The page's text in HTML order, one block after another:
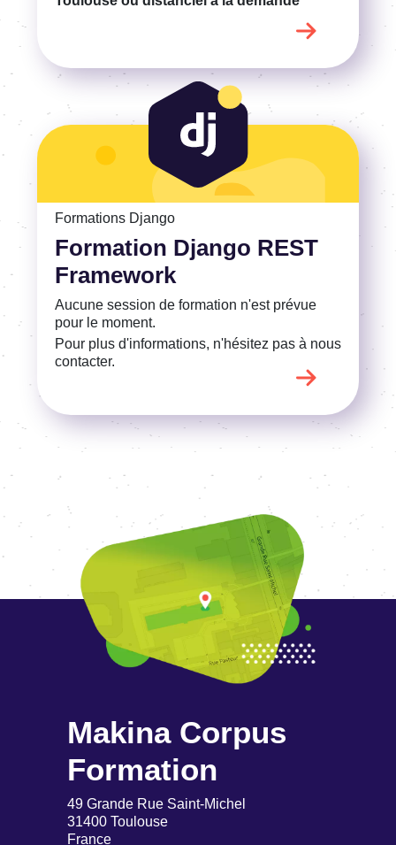
Formations Django
Formation Django REST
Framework
Aucune session de formation n'est prévue
pour le moment.
Pour plus d'informations, n'hésitez pas à nous
contacter.
Voir la Formation Django REST Framework
Makina Corpus
Formation
49 Grande Rue Saint-Michel
31400 Toulouse
France